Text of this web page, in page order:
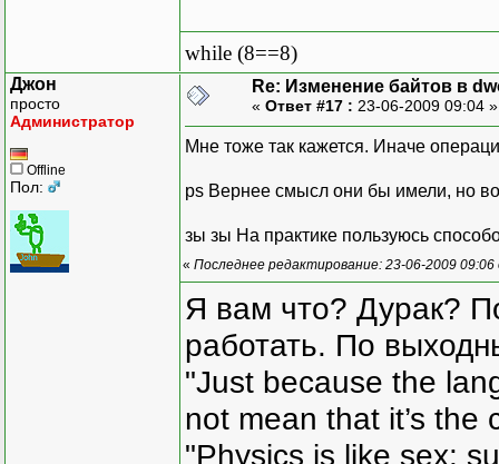
while (8==8)
Джон
просто
Администратор
Offline
Пол:
Re: Изменение байтов в
« Ответ #17 : 23-06-2009 09:04
Мне тоже так кажется. Иначе
ps Вернее смысл они бы имели, но
зы зы На практике пользуюсь
« Последнее редактирование: 23-06-2009
Я вам что? Дурак?
работать. По
"Just because the
not mean that it’s the
"Physics is like sex: